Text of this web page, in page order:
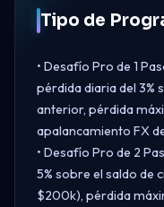
Tipo de
• Desafío Pro de 1
pérdida diaria del 3%
anterior, pérdida
apalancamiento FX
• Desafío Pro de 2
5% sobre el saldo de
$200k), pérdida